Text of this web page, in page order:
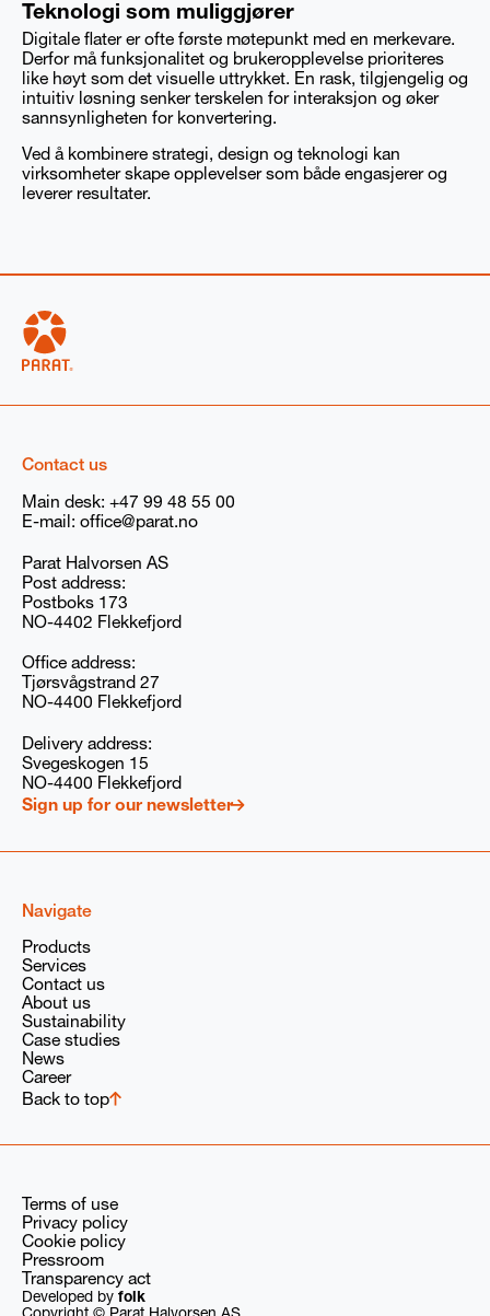
Teknologi som muliggjører
Digitale flater er ofte første møtepunkt med en merkevare.
Derfor må funksjonalitet og brukeropplevelse prioriteres
like høyt som det visuelle uttrykket. En rask, tilgjengelig og
intuitiv løsning senker terskelen for interaksjon og øker
sannsynligheten for konvertering.
Ved å kombinere strategi, design og teknologi kan
virksomheter skape opplevelser som både engasjerer og
leverer resultater.
Contact us
Main desk: +47 99 48 55 00
E-mail: office@parat.no
Parat Halvorsen AS
Post address:
Postboks 173
NO-4402 Flekkefjord
Office address:
Tjørsvågstrand 27
NO-4400 Flekkefjord
Delivery address:
Svegeskogen 15
NO-4400 Flekkefjord
Sign up for our newsletter
Navigate
Products
Services
Contact us
About us
Sustainability
Case studies
News
Career
Back to top
Terms of use
Privacy policy
Cookie policy
Pressroom
Transparency act
Developed by folk